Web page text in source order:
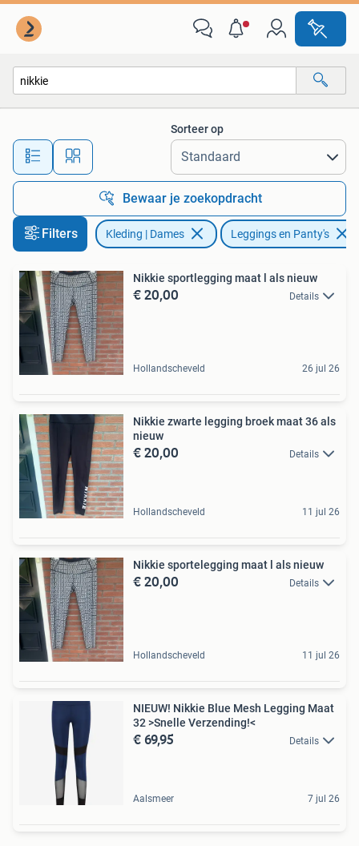
Alle afstanden…
Sorteer op
Bewaar je zoekopdracht
Filters Kleding | Dames Leggings en Panty's
Nikkie sportlegging maat l als nieuw
€ 20,00 Details
Hollandscheveld 26 jul 26
Nikkie zwarte legging broek maat 36 als
nieuw
€ 20,00 Details
Hollandscheveld 11 jul 26
Nikkie sportelegging maat l als nieuw
€ 20,00 Details
Hollandscheveld 11 jul 26
NIEUW! Nikkie Blue Mesh Legging Maat
32 >Snelle Verzending!<
€ 69,95 Details
Aalsmeer 7 jul 26